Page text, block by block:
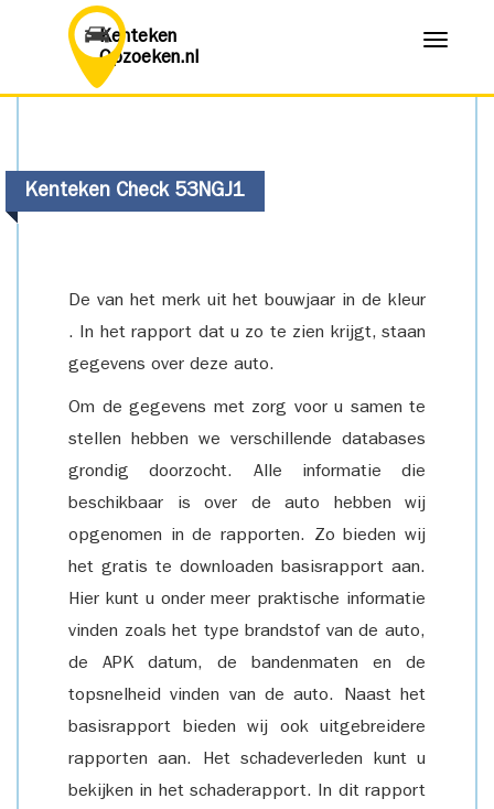
Kenteken
Opzoeken.nl
Menu
Kenteken Check 53NGJ1
De van het merk uit het bouwjaar in de kleur
. In het rapport dat u zo te zien krijgt, staan
gegevens over deze auto.
Om de gegevens met zorg voor u samen te
stellen hebben we verschillende databases
grondig doorzocht. Alle informatie die
beschikbaar is over de auto hebben wij
opgenomen in de rapporten. Zo bieden wij
het gratis te downloaden basisrapport aan.
Hier kunt u onder meer praktische informatie
vinden zoals het type brandstof van de auto,
de APK datum, de bandenmaten en de
topsnelheid vinden van de auto. Naast het
basisrapport bieden wij ook uitgebreidere
rapporten aan. Het schadeverleden kunt u
bekijken in het schaderapport. In dit rapport